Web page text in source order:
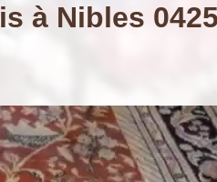
à Nibles